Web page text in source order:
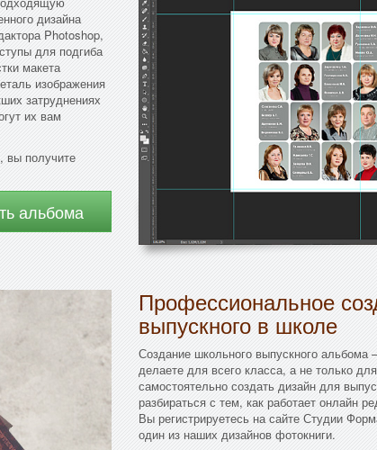
дизайна
Photoshop,
для подгиба
макета
изображения
затруднениях
их вам
вы получите
альбома
Профессиональное
выпускного в школе
Создание школьного выпускного
делаете для всего класса, а не только
самостоятельно создать дизайн для
разбираться с тем, как работает онлайн
Вы регистрируетесь на сайте Студии
один из наших дизайнов фотокниги.